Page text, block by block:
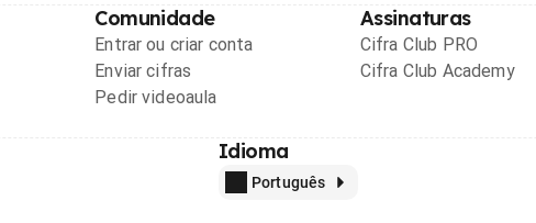
Comunidade
Entrar ou criar conta
Enviar cifras
Pedir videoaula
Assinaturas
Cifra Club PRO
Cifra Club Academy
Idioma
Português